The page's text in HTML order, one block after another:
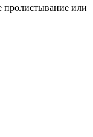
пролистывание или